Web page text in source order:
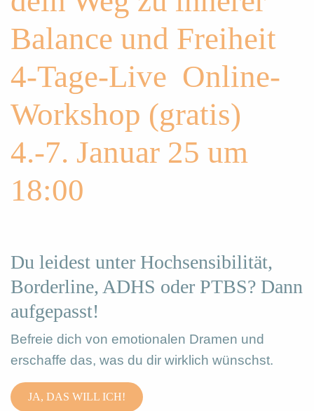
Balance und Freiheit
4-Tage-Live Online-
Workshop (gratis)
4.-7. Januar 25 um
18:00
Du leidest unter Hochsensibilität,
Borderline, ADHS oder PTBS? Dann
aufgepasst!
Befreie dich von emotionalen Dramen und
erschaffe das, was du dir wirklich wünschst.
JA, DAS WILL ICH!